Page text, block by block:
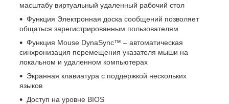
масштабу виртуальный удаленный рабочий стол
Функция Электронная доска сообщений позволяет
общаться зарегистрированным пользователям
Функция Mouse DynaSync™ – автоматическая
синхронизация перемещения указателя мыши на
локальном и удаленном компьютерах
Экранная клавиатура с поддержкой нескольких
языков
Доступ на уровне BIOS